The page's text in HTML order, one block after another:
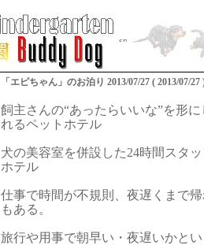
「エピちゃん」のお泊り 2013/07/27 ( 2013/07/27
飼主さんの“あったらいいな”を形
れるペットホテル
犬の美容室を併設した24時間スタ
ホテル
仕事で時間が不規則、夜遅くまで
もある。
旅行や用事で朝早い・夜遅いかと